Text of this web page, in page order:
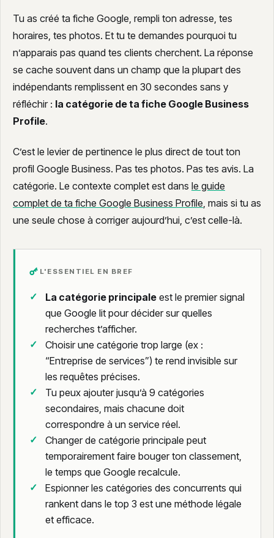
Calculateur coût site dormant
Tu as créé ta fiche Google, rempli ton adresse, tes
horaires, tes photos. Et tu te demandes pourquoi tu
n’apparais pas quand tes clients cherchent. La réponse
se cache souvent dans un champ que la plupart des
indépendants remplissent en 30 secondes sans y
réfléchir : la catégorie de ta fiche Google Business
Profile.
C’est le levier de pertinence le plus direct de tout ton
profil Google Business. Pas tes photos. Pas tes avis. La
catégorie. Le contexte complet est dans le guide
complet de ta fiche Google Business Profile, mais si tu as
une seule chose à corriger aujourd’hui, c’est celle-là.
L'ESSENTIEL EN BREF
La catégorie principale est le premier signal
que Google lit pour décider sur quelles
recherches t’afficher.
Choisir une catégorie trop large (ex :
“Entreprise de services”) te rend invisible sur
les requêtes précises.
Tu peux ajouter jusqu’à 9 catégories
secondaires, mais chacune doit
correspondre à un service réel.
Changer de catégorie principale peut
temporairement faire bouger ton classement,
le temps que Google recalcule.
Espionner les catégories des concurrents qui
rankent dans le top 3 est une méthode légale
et efficace.